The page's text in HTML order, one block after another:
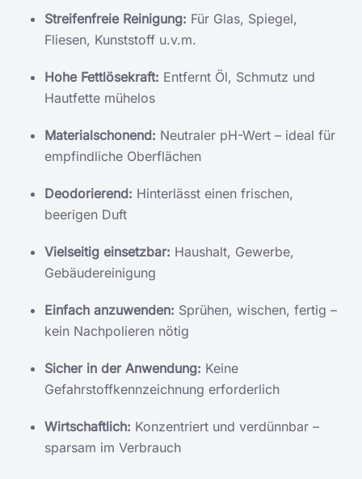
Streifenfreie Reinigung: Für Glas, Spiegel,
Fliesen, Kunststoff u.v.m.
Hohe Fettlösekraft: Entfernt Öl, Schmutz und
Hautfette mühelos
Materialschonend: Neutraler pH-Wert – ideal für
empfindliche Oberflächen
Deodorierend: Hinterlässt einen frischen,
beerigen Duft
Vielseitig einsetzbar: Haushalt, Gewerbe,
Gebäudereinigung
Einfach anzuwenden: Sprühen, wischen, fertig –
kein Nachpolieren nötig
Sicher in der Anwendung: Keine
Gefahrstoffkennzeichnung erforderlich
Wirtschaftlich: Konzentriert und verdünnbar –
sparsam im Verbrauch